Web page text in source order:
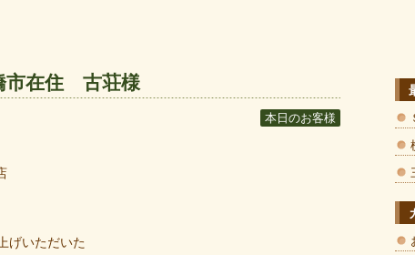
市在住 古荘様
本日のお客様
げいただいた